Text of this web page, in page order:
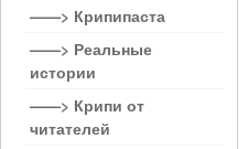
——> Крипипаста
——> Реальные
истории
——> Крипи от
читателей